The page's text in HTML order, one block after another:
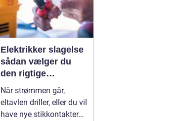
Elektrikker slagelse
sådan vælger du
den rigtige
elektriker til
opgaven
Når strømmen går,
eltavlen driller, eller du vil
have nye stikkontakter